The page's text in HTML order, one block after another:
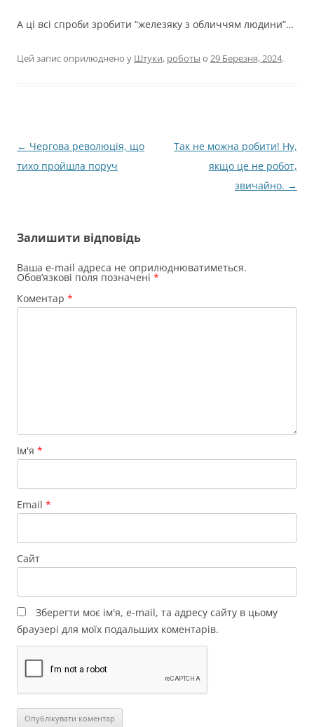
А ці всі спроби зробити “железяку з обличчям людини”…
Цей запис оприлюднено у Штуки, роботы о 29 Березня, 2024.
Навігація
по
← Чергова революція, що
тихо пройшла поруч
Так не можна робити! Ну,
якщо це не робот,
звичайно. →
Залишити відповідь
Ваша e-mail адреса не оприлюднюватиметься.
Обов’язкові поля позначені *
Коментар *
Ім'я *
Email *
Сайт
Зберегти моє ім'я, e-mail, та адресу сайту в цьому
браузері для моїх подальших коментарів.